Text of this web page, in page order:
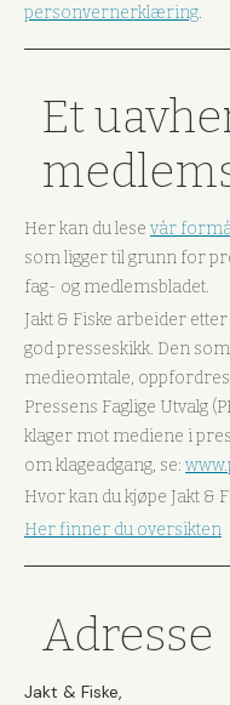
personvernerklæring.
Et
Her kan du lese vår
som ligger til grunn for
fag- og medlemsbladet.
Jakt & Fiske arbeider
god presseskikk. Den
medieomtale,
Pressens Faglige Utvalg
klager mot mediene i
om klageadgang, se:
Hvor kan du kjøpe Jakt &
Her finner du oversikten
Adresse
Jakt & Fiske,